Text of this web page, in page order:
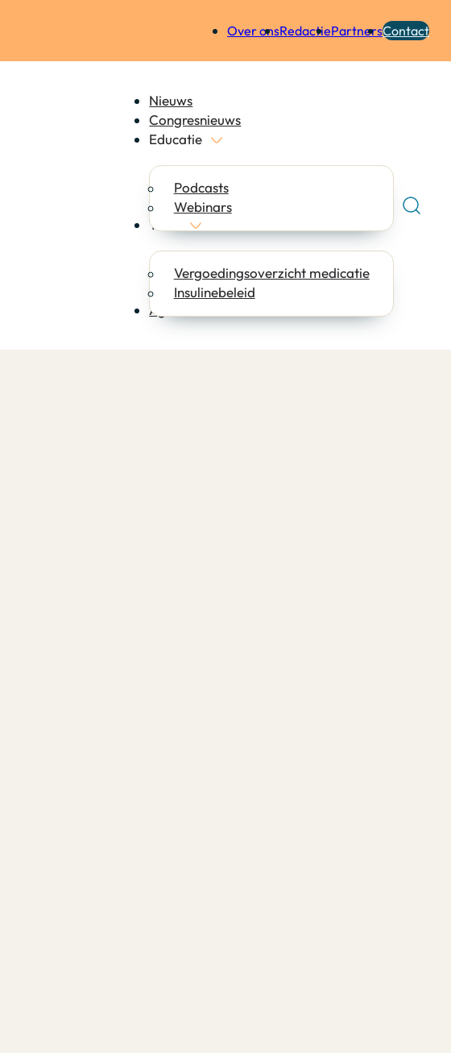
Over onsRedactiePartnersContact
Nieuws
Congresnieuws
Educatie
Podcasts
Webinars
Tools
Vergoedingsoverzicht medicatie
Insulinebeleid
Agenda